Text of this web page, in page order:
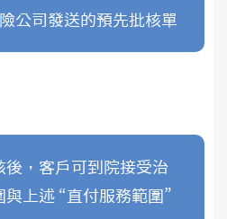
公司發送的預先批核單
後，客戶可到院接受治
與上述 “直付服務範圍”